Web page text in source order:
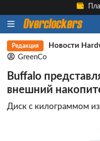
Редакция Новости
GreenCo
Buffalo
внешний
Диск с килограммом